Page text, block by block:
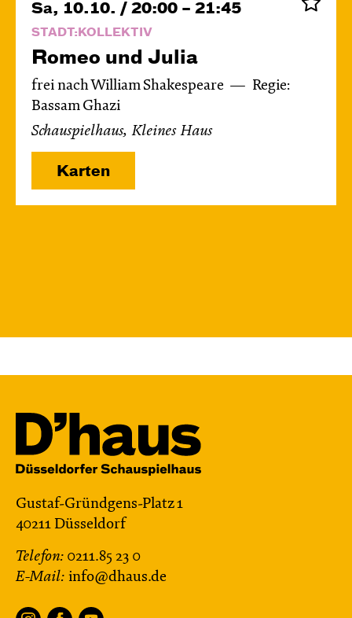
Sa, 10.10. / 20:00 – 21:45
STADT:KOLLEKTIV
Romeo und Julia
frei nach William Shakespeare
Regie:
Bassam Ghazi
Schauspielhaus, Kleines Haus
Karten
Gustaf-Gründgens-Platz 1
40211 Düsseldorf
Telefon: 0211.85 23 0
E-Mail: info@dhaus.de